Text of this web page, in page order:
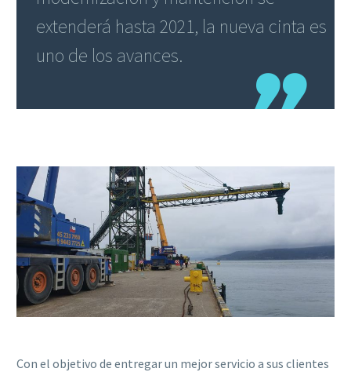
extenderá hasta 2021, la nueva cinta es
uno de los avances.
Con el objetivo de entregar un mejor servicio a sus clientes